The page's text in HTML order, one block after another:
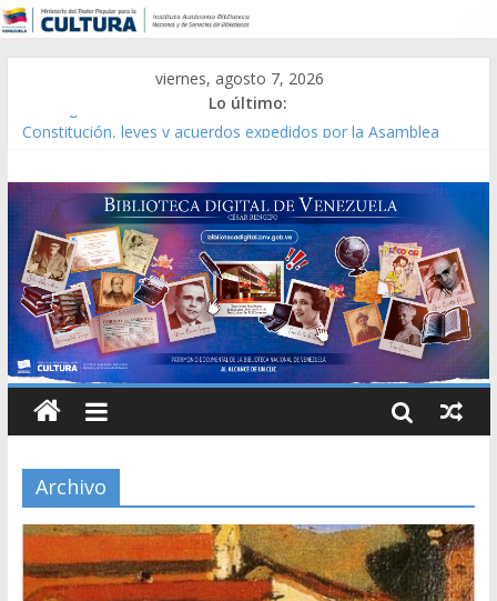
viernes, agosto 7, 2026
Lo último:
Catálogo temático de obras de Modesta Bor
Una Parálisis [material gráfico]
Modesta Bor Sánchez [material gráfico]
Gaceta Oficial de la República de Venezuela año CXXXIII Mes V,
Caracas 09 de marzo de 2006 N° 38.394
Archivo